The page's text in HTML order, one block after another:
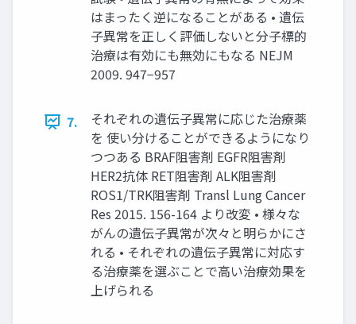
はまったく逆になることがある • 遺伝
⼦異常を正しく評価しないと分⼦標的
治療は有効にも無効にもなる NEJM
2009. 947−957
7.
それぞれの遺伝⼦異常に応じた治療薬
を 使い分けることができるようになり
つつある BRAF阻害剤 EGFR阻害剤
HER2抗体 RET阻害剤 ALK阻害剤
ROS1/TRK阻害剤 Transl Lung Cancer
Res 2015. 156-164 より改変 • 様々な
がんの遺伝⼦異常が次々と明らかにさ
れる • それぞれの遺伝⼦異常に対応す
る治療薬を選ぶことで⾼い治療効果を
上げられる